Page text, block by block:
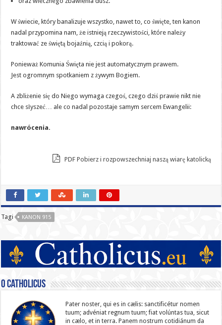
W świecie, który banalizuje wszystko, nawet to, co święte, ten kanon
nadal przypomina nam, że istnieją rzeczywistości, które należy
traktować ze świętą bojaźnią, czcią i pokorą.
Ponieważ Komunia Święta nie jest automatycznym prawem.
Jest ogromnym spotkaniem z żywym Bogiem.
A zbliżenie się do Niego wymaga czegoś, czego dziś prawie nikt nie
chce słyszeć… ale co nadal pozostaje samym sercem Ewangelii:
nawrócenia.
PDF Pobierz i rozpowszechniaj naszą wiarę katolicką
Tagi KANON 915
O catholicus
Pater noster, qui es in cælis: sanc­ti­ficétur nomen
tuum; advéniat regnum tuum; fiat volúntas tua, sicut
in cælo, et in terra. Panem nostrum cotidiánum da